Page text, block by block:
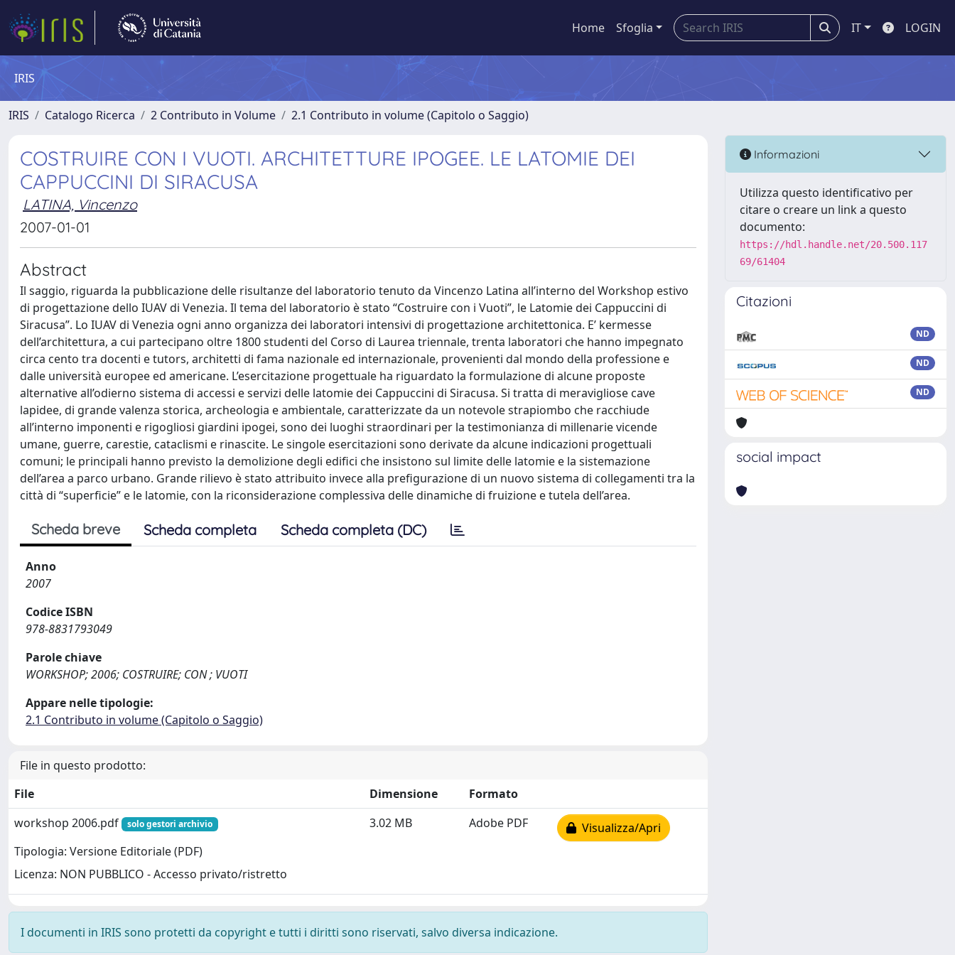
Home Sfoglia IT LOGIN
IRIS
IRIS Catalogo Ricerca 2 Contributo in Volume 2.1 Contributo in volume (Capitolo o Saggio)
COSTRUIRE CON I VUOTI. ARCHITETTURE IPOGEE. LE LATOMIE DEI
CAPPUCCINI DI SIRACUSA
LATINA, Vincenzo
2007-01-01
Abstract
Il saggio, riguarda la pubblicazione delle risultanze del laboratorio tenuto da Vincenzo Latina all’interno del Workshop estivo
di progettazione dello IUAV di Venezia. Il tema del laboratorio è stato “Costruire con i Vuoti”, le Latomie dei Cappuccini di
Siracusa”. Lo IUAV di Venezia ogni anno organizza dei laboratori intensivi di progettazione architettonica. E’ kermesse
dell’architettura, a cui partecipano oltre 1800 studenti del Corso di Laurea triennale, trenta laboratori che hanno impegnato
circa cento tra docenti e tutors, architetti di fama nazionale ed internazionale, provenienti dal mondo della professione e
dalle università europee ed americane. L’esercitazione progettuale ha riguardato la formulazione di alcune proposte
alternative all’odierno sistema di accessi e servizi delle latomie dei Cappuccini di Siracusa. Si tratta di meravigliose cave
lapidee, di grande valenza storica, archeologia e ambientale, caratterizzate da un notevole strapiombo che racchiude
all’interno imponenti e rigogliosi giardini ipogei, sono dei luoghi straordinari per la testimonianza di millenarie vicende
umane, guerre, carestie, cataclismi e rinascite. Le singole esercitazioni sono derivate da alcune indicazioni progettuali
comuni; le principali hanno previsto la demolizione degli edifici che insistono sul limite delle latomie e la sistemazione
dell’area a parco urbano. Grande rilievo è stato attribuito invece alla prefigurazione di un nuovo sistema di collegamenti tra la
città di “superficie” e le latomie, con la riconsiderazione complessiva delle dinamiche di fruizione e tutela dell’area.
Scheda breve Scheda completa Scheda completa (DC)
Anno
2007
Codice ISBN
978-8831793049
Parole chiave
WORKSHOP; 2006; COSTRUIRE; CON ; VUOTI
Appare nelle tipologie:
2.1 Contributo in volume (Capitolo o Saggio)
File in questo prodotto:
File
Dimensione
Formato
workshop 2006.pdf
solo gestori archivio
Tipologia: Versione Editoriale (PDF)
Licenza: NON PUBBLICO - Accesso privato/ristretto
3.02 MB Adobe PDF Visualizza/Apri
I documenti in IRIS sono protetti da copyright e tutti i diritti sono riservati, salvo diversa indicazione.
Informazioni
Utilizza questo identificativo per
citare o creare un link a questo
documento:
https://hdl.handle.net/20.500.117
69/61404
Citazioni
ND
ND
ND
social impact